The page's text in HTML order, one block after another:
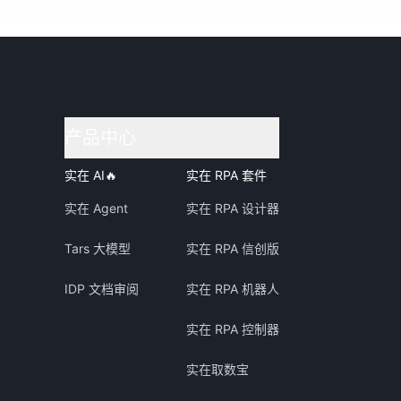
实在 AI🔥
实在 Agent
Tars 大模型
IDP 文档审阅
实在 RPA 套件
实在 RPA 设计器
实在 RPA 信创版
实在 RPA 机器人
实在 RPA 控制器
实在取数宝